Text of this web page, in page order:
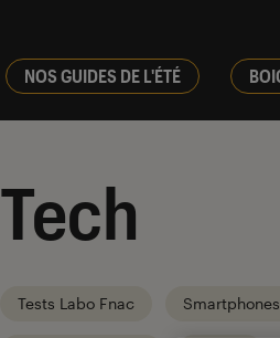
NOS GUIDES DE L'ÉTÉ
Tech
Tests Labo Fnac Smartphones